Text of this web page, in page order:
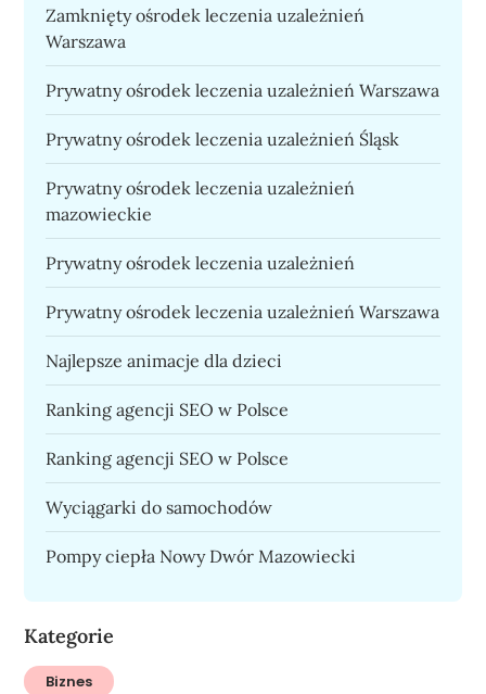
Zamknięty ośrodek leczenia uzależnień
Warszawa
Prywatny ośrodek leczenia uzależnień Warszawa
Prywatny ośrodek leczenia uzależnień Śląsk
Prywatny ośrodek leczenia uzależnień
mazowieckie
Prywatny ośrodek leczenia uzależnień
Prywatny ośrodek leczenia uzależnień Warszawa
Najlepsze animacje dla dzieci
Ranking agencji SEO w Polsce
Ranking agencji SEO w Polsce
Wyciągarki do samochodów
Pompy ciepła Nowy Dwór Mazowiecki
Kategorie
Biznes